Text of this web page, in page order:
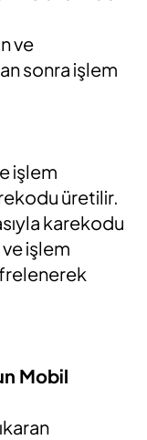
ve
sonra işlem
işlem
üretilir.
karekodu
işlem
Mobil